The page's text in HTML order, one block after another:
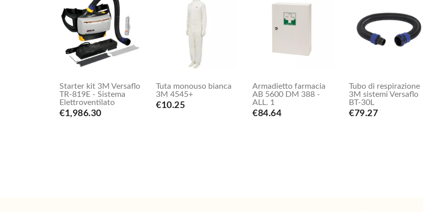
Starter kit 3M Versaflo
TR-819E - Sistema
Elettroventilato
€1,986.30
Tuta monouso bianca
3M 4545+
€10.25
Armadietto farmacia
AB 5600 DM 388 -
ALL. 1
€84.64
Tubo di respirazione
3M sistemi Versaflo
BT-30L
€79.27